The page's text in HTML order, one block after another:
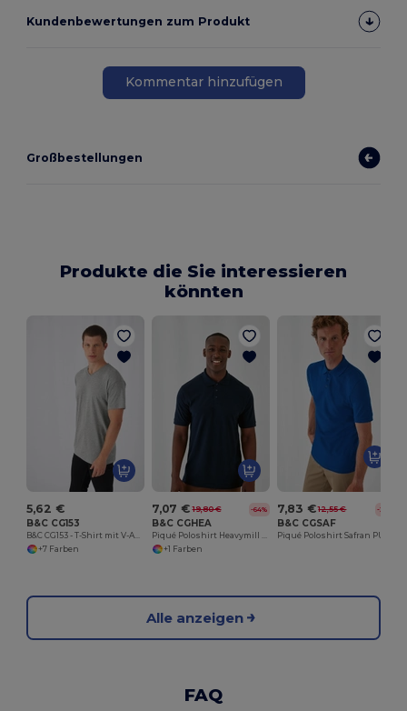
Kundenbewertungen zum Produkt
Kommentar hinzufügen
Großbestellungen
Produkte die Sie interessieren
könnten
5,62 €
B&C CG153
B&C CG153 - T-Shirt mit V-Ausschnitt - TU006
+7 Farben
7,07 € 19,80 € -64%
B&C CGHEA
Piqué Poloshirt Heavymill PU422
+1 Farben
7,83 € 12,55 € -38%
B&C CGSAF
Alle anzeigen
FAQ